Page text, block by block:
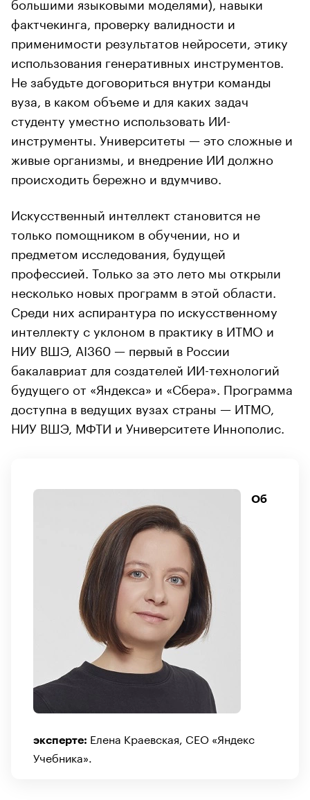
фактчекинга, проверку валидности и
применимости результатов нейросети, этику
использования генеративных инструментов.
Не забудьте договориться внутри команды
вуза, в каком объеме и для каких задач
студенту уместно использовать ИИ-
инструменты. Университеты — это сложные и
живые организмы, и внедрение ИИ должно
происходить бережно и вдумчиво.
Искусственный интеллект становится не
только помощником в обучении, но и
предметом исследования, будущей
профессией. Только за это лето мы открыли
несколько новых программ в этой области.
Среди них аспирантура по искусственному
интеллекту с уклоном в практику в ИТМО и
НИУ ВШЭ, AI360 — первый в России
бакалавриат для создателей ИИ-технологий
будущего от «Яндекса» и «Сбера». Программа
доступна в ведущих вузах страны — ИТМО,
НИУ ВШЭ, МФТИ и Университете Иннополис.
Об
эксперте: Елена Краевская, CEO «Яндекс
Учебника».